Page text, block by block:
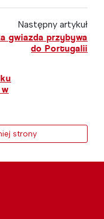
Następny artykuł
gwiazda przybywa
do Portugalii
strony